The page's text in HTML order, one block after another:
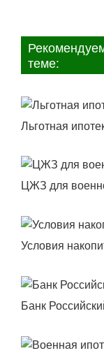
теме:
Льготная
ЦЖЗ для
Условия
Банк